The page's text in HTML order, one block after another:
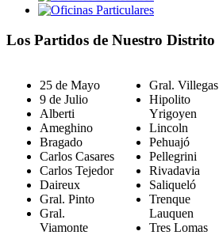
Los Partidos de Nuestro Distrito
25 de Mayo
9 de Julio
Alberti
Ameghino
Bragado
Carlos Casares
Carlos Tejedor
Daireux
Gral. Pinto
Gral.
Viamonte
Gral. Villegas
Hipolito
Yrigoyen
Lincoln
Pehuajó
Pellegrini
Rivadavia
Saliqueló
Trenque
Lauquen
Tres Lomas